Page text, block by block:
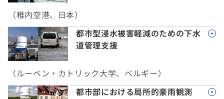
（稚内空港、日本）
都市型浸水被害軽減のための下水
道管理支援
（ルーベン・カトリック大学、ベルギー）
都市部における局所的豪雨観測